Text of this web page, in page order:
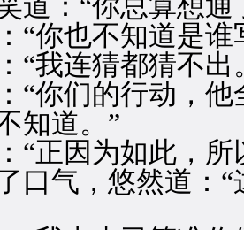
：“你总算想通
也不知道是谁
我连猜都猜不出
们的行动，他
知道。”
因为如此，所
气，悠然道：“